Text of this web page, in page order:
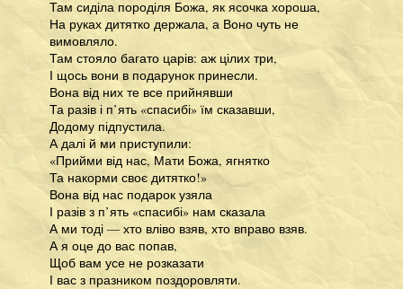
Там сиділа породіля Божа, як ясочка хороша,
На руках дитятко держала, а Воно чуть не
вимовляло.
Там стояло багато царів: аж цілих три,
І щось вони в подарунок принесли.
Вона від них те все прийнявши
Та разів і п’ять «спасибі» їм сказавши,
Додому підпустила.
А далі й ми приступили:
«Прийми від нас, Мати Божа, ягнятко
Та накорми своє дитятко!»
Вона від нас подарок узяла
І разів з п’ять «спасибі» нам сказала
А ми тоді — хто вліво взяв, хто вправо взяв.
А я оце до вас попав,
Щоб вам усе не розказати
І вас з празником поздоровляти.